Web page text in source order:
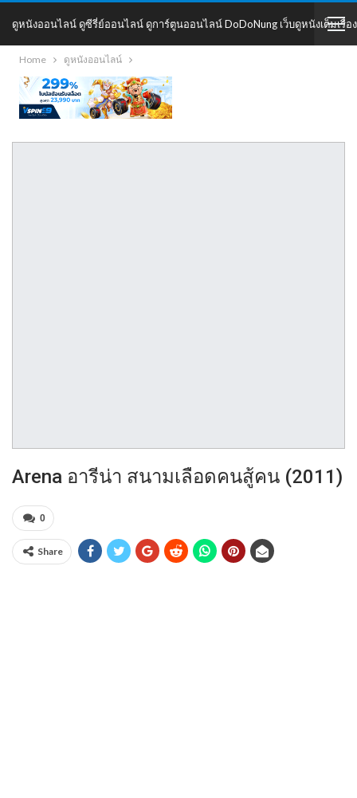
ดูหนังออนไลน์ ดูซีรี่ย์ออนไลน์ ดูการ์ตูนออนไลน์ DoDoNung เว็บดูหนังเต็มเรื่อง
DoDoNung
Home ดูหนังออนไลน์
Arena อารีน่า สนามเลือดคนสู้คน (2011)
0
Share